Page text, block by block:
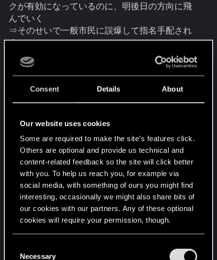
Consent Details About
Our website uses cookies
Some are required to make the site’s features click.
Others are optional and provide us technical and
content-related feedback so the site will click better
with you. To help us reach you, for example via
social media, with something of ours you might find
interesting, occasionally we might also share bits of
our cookies with our partners. Any of these optional
cookies will require your permission, though.
and tweak your preferences regarding them in the
Necessary
クが有効になっているのに、明後日の方向に飛
んでいく
⇒そのせいで一般市民に誤爆して指名手配され
る
・プロジェクタイルランチャーの与ダメ上昇方
法が不明、グレネードだとノーダメに出来るの
に、
プロジェクタイルランチャーは近くで撃つと
被ダメが大きすぎ、下手すると自爆する事にな
・プロジェクタイルランチャーにクールタイム
が発生した事により、
グレネードに切り替えてもクールタイムが適
用されてしまう
⇒そもそも Easy ですら一撃で倒せないのに、ク
ールタイムが必要か？
ナーフするならば、麻酔弾だけなのに
・プロジェクタイルランチャーの与ダメ下がっ
た？（明らかにグレネードの方が与ダメデカ
い）
荷電弾でワイバーンとか一撃で撃破できなく